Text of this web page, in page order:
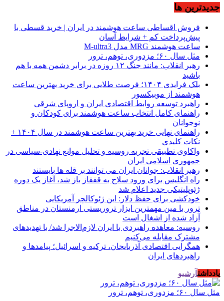
جديدترين ها
فروش اقساطی ساعت هوشمند در ایران | خرید قسطی با
پیش‌پرداخت کم + شرایط آسان
ساعت هوشمند MRG مدل M-ultra3
مثل سال ۶۰؛ مزدوری، توهم، ترور
رهبر انقلاب: مانند جنگ ۱۲ روزه در برابر دشمن همه با هم
باشید
بلک فرایدی ۱۴۰۴؛ فرصت طلایی برای خرید بهترین ساعت
هوشمند از موبیکسور
راهبرد توسعه روابط اقتصادی ایران و اروپای شرقی
راهنمای کامل انتخاب ساعت هوشمند برای کودکان و
نوجوانان
راهنمای نهایی خرید بهترین ساعت هوشمند در سال ۱۴۰۴ +
نکات کلیدی
واکاوی تطبیقی تجربه روسیه و تحلیل موانع نهادی-سیاسی در
جمهوری اسلامی ایران
رهبر انقلاب: جوانان ایران می توانند بر قله ها بایستند
راه انگلیس برای ورود سلاح به قفقاز باز شد، آغاز یک دوره
ژئوپلیتیکی جدید اعلام شد
خودکشی برای حفظ دلار: این ژئوکالچر آمریکایی
ترور با مین مهمترین ابزار تروریستی ارمنستان در مناطق
آزاد شده از اشغال است
روسیه: معاهده راهبردی با ایران لازم‌الاجرا شد/ با تهدیدهای
مشترک مقابله می‌کنیم
همگرایی اقتصادی آذربایجان، ترکیه و اسرائیل؛ پیامدها و
راهبردهای ایران
یادداشتآرشیو
مثل سال ۶۰؛ مزدوری، توهم، ترور